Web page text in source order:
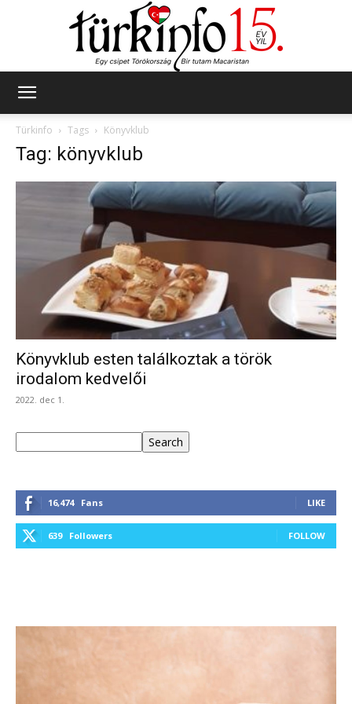
Türkinfo
Tags Könyvklub
Tag: könyvklub
Könyvklub esten találkoztak a török
irodalom kedvelői
2022. dec 1.
Search
16,474 Fans LIKE
639 Followers FOLLOW